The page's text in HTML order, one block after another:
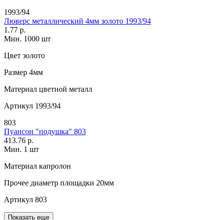
1993/94
Люверс металлический 4мм золото 1993/94
1.77 р.
Мин. 1000 шт
Цвет золото
Размер 4мм
Материал цветной металл
Артикул 1993/94
803
Пуансон "подушка" 803
413.76 р.
Мин. 1 шт
Материал капролон
Прочее диаметр площадки 20мм
Артикул 803
Показать еще